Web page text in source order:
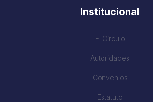
Institucional
El Círculo
Autoridades
Convenios
Estatuto